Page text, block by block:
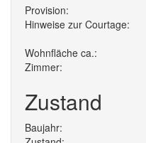
Provision:
Hinweise zur Courtage:
Wohnfläche ca.:
Zimmer:
Zustand
Baujahr: